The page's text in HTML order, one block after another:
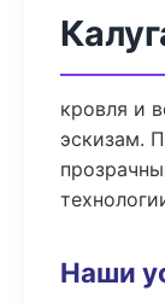
кровля и
эскизам.
Наши